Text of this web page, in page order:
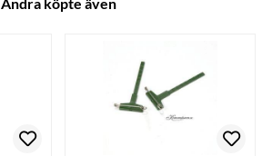
Andra köpte även